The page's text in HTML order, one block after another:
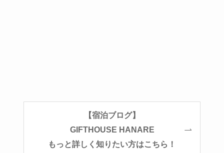
【宿泊ブログ】
GIFTHOUSE HANARE
もっと詳しく知りたい方はこちら！